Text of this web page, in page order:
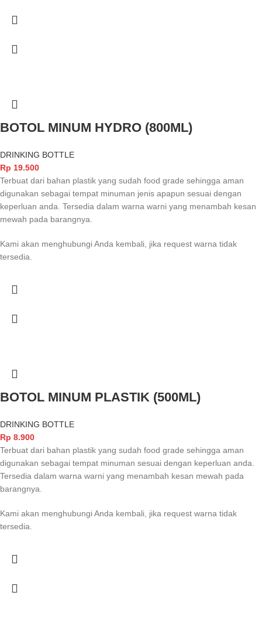
BOTOL MINUM HYDRO (800ML)
DRINKING BOTTLE
Rp 19.500
Terbuat dari bahan plastik yang sudah food grade sehingga aman
digunakan sebagai tempat minuman jenis apapun sesuai dengan
keperluan anda. Tersedia dalam warna warni yang menambah kesan
mewah pada barangnya.
Kami akan menghubungi Anda kembali, jika request warna tidak
tersedia.
BOTOL MINUM PLASTIK (500ML)
DRINKING BOTTLE
Rp 8.900
Terbuat dari bahan plastik yang sudah food grade sehingga aman
digunakan sebagai tempat minuman sesuai dengan keperluan anda.
Tersedia dalam warna warni yang menambah kesan mewah pada
barangnya.
Kami akan menghubungi Anda kembali, jika request warna tidak
tersedia.